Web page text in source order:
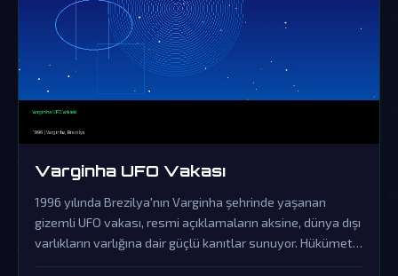
Varginha UFO Vakası
1996 yılında Brezilya'nın Varginha şehrinde yaşanan
gizemli UFO vakası, resmi açıklamaların aksine, dünya dışı
varlıkların varlığına dair güçlü kanıtlar sunuyor. Hükümetin
bu olayı örtbas etmek için başlattığı girişimler, gerçekleri